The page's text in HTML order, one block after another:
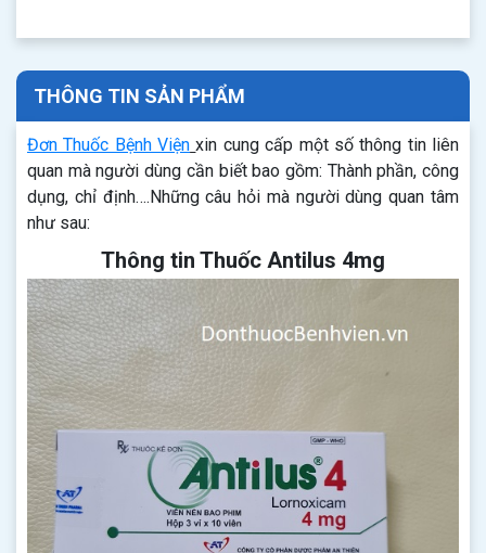
THÔNG TIN SẢN PHẨM
Đơn Thuốc Bệnh Viện xin cung cấp một số thông tin liên
quan mà người dùng cần biết bao gồm: Thành phần, công
dụng, chỉ định….Những câu hỏi mà người dùng quan tâm
như sau:
Thông tin Thuốc Antilus 4mg